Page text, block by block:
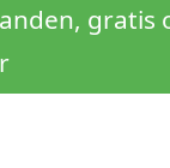
gratis